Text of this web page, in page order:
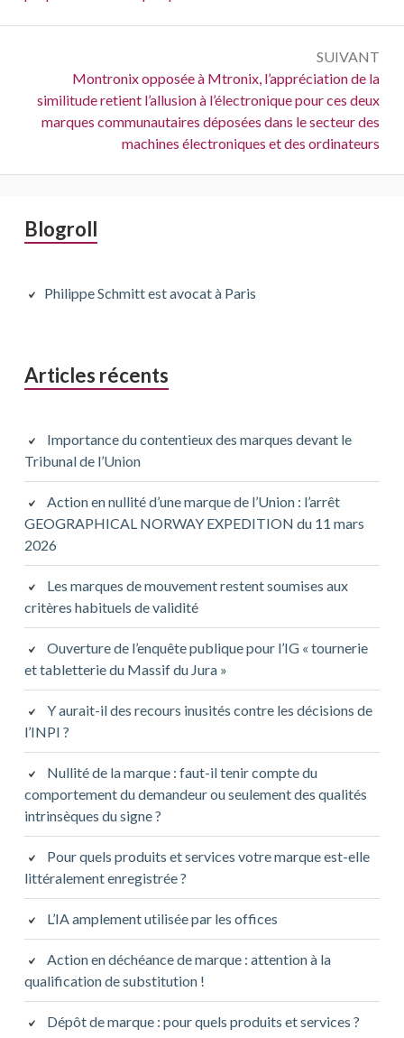
SUIVANT
Suivant :
Montronix opposée à Mtronix, l’appréciation de la
similitude retient l’allusion à l’électronique pour ces deux
marques communautaires déposées dans le secteur des
machines électroniques et des ordinateurs
Barre
principale
Blogroll
Philippe Schmitt est avocat à Paris
Articles récents
Importance du contentieux des marques devant le
Tribunal de l’Union
Action en nullité d’une marque de l’Union : l’arrêt
GEOGRAPHICAL NORWAY EXPEDITION du 11 mars
2026
Les marques de mouvement restent soumises aux
critères habituels de validité
Ouverture de l’enquête publique pour l’IG « tournerie
et tabletterie du Massif du Jura »
Y aurait-il des recours inusités contre les décisions de
l’INPI ?
Nullité de la marque : faut-il tenir compte du
comportement du demandeur ou seulement des qualités
intrinsèques du signe ?
Pour quels produits et services votre marque est-elle
littéralement enregistrée ?
L’IA amplement utilisée par les offices
Action en déchéance de marque : attention à la
qualification de substitution !
Dépôt de marque : pour quels produits et services ?